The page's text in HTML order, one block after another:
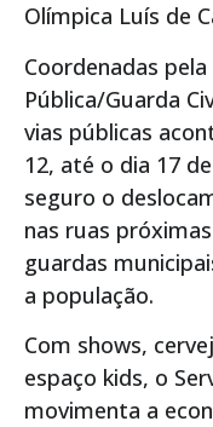
Olímpica Luís de
Coordenadas
Pública/Guarda
vias públicas
12, até o dia 17
seguro o
nas ruas
guardas
a população.
Com shows,
espaço kids, o
movimenta a